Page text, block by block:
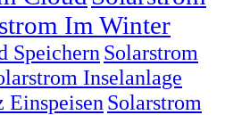
Im Winter
Speichern Solarstrom
Inselanlage
Einspeisen Solarstrom